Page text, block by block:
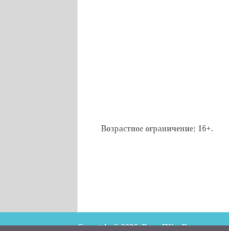
Возрастное ограничение: 16+.
Copyright © 2026. ВестиПК в Воронеже